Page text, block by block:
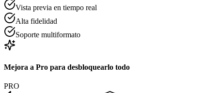
Vista previa en tiempo real
Alta fidelidad
Soporte multiformato
Mejora a Pro para desbloquearlo todo
PRO